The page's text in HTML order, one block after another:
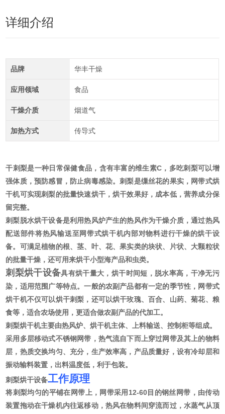
详细介绍
品牌 华丰干燥
应用领域 食品
干燥介质 烟道气
加热方式 传导式
干刺梨是一种日常保健食品，含有丰富的维生素C，多吃刺梨可以增
强体质，预防感冒，防止病毒感染。刺梨是缫丝花的果实，网带式烘
干机可实现刺梨的批量快速烘干，烘干效果好，成本低，营养成分保
留完整。
刺梨脱水烘干设备是利用热风炉产生的热风作为干燥介质，通过热风
配送部件将热风输送至网带式烘干机内部对物料进行干燥的烘干设
备。可满足植物的根、茎、叶、花、果实类的块状、片状、大颗粒状
的批量干燥，还可用来烘干小型海产品和虫类。
刺梨烘干设备具有烘干量大，烘干时间短，脱水率高，干净无污
染，适用范围广等特点。一般的农副产品都有一定的季节性，网带式
烘干机不仅可以烘干刺梨，还可以烘干玫瑰、百合、山药、菊花、粮
食等，适合农场使用，更适合做农副产品的代加工。
刺梨烘干机主要由热风炉、烘干机主体、上料输送、控制柜等组成。
采用多层移动式不锈钢网带，热气流自下而上穿过网带及其上的物料
层，热质交换均匀、充分，生产效率高，产品质量好，设有冷却层和
振动输料装置，出料温度低，利于包装。
刺梨烘干设备工作原理
将刺梨均匀的平铺在网带上，网带采用12-60目的钢丝网带，由传动
装置拖动在干燥机内往返移动，热风在物料间穿流而过，水蒸气从顶